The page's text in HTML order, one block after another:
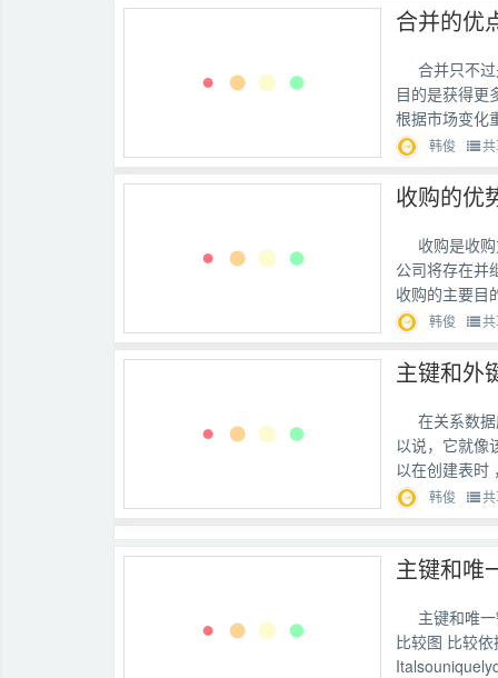
合并的优
合并只不
目的是获得更
根据市场变化
韩俊
收购的优
收购是收
公司将存在并
收购的主要目
韩俊
主键和外
在关系数
以说，它就像
以在创建表时
韩俊
主键和唯
主键和唯
比较图 比较依